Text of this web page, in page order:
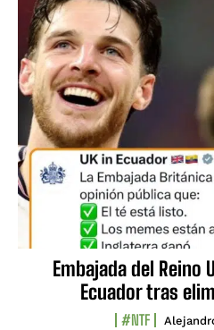
Embajada del Reino
Ecuador tras
#NTF